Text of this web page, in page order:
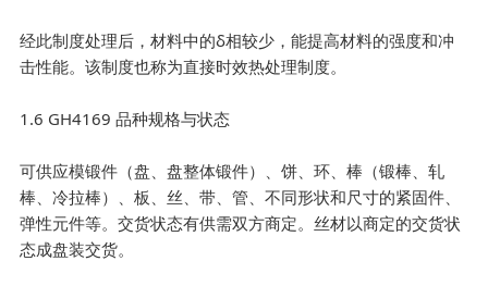
经此制度处理后，材料中的δ相较少，能提高材料的强度和冲
击性能。该制度也称为直接时效热处理制度。
1.6 GH4169 品种规格与状态
可供应模锻件（盘、盘整体锻件）、饼、环、棒（锻棒、轧
棒、冷拉棒）、板、丝、带、管、不同形状和尺寸的紧固件、
弹性元件等。交货状态有供需双方商定。丝材以商定的交货状
态成盘装交货。